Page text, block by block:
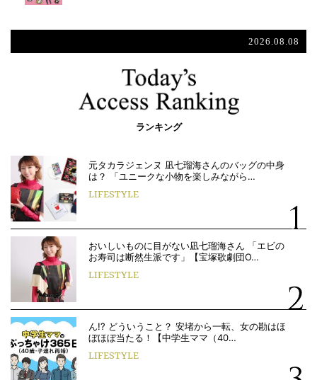
2026.08.08
ランキング
元タカラジェンヌ 凪七瑠海さんのバッグの中身
は？ 「ユニークな小物を楽しみながら…
LIFESTYLE
おいしいものに目がない凪七瑠海さん 「エビの
お寿司は断然生派です」【宝塚歌劇団O…
LIFESTYLE
ん!? どういうこと？ 安堵から一転、女の勘はほ
ぼほぼ当たる！【中学生ママ（40…
LIFESTYLE